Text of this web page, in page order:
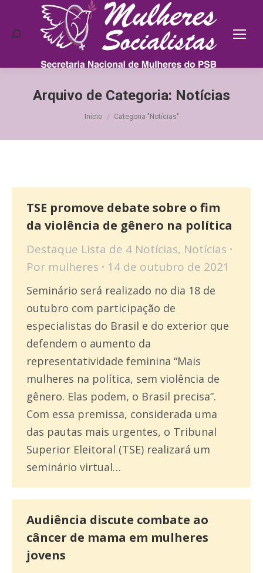
Search:
Arquivo de Categoria: Notícias
Você está aqui:
Início Categoria "Notícias"
TSE promove debate sobre o fim
da violência de gênero na política
Destaque Lista de 4 Notícias, Notícias
Por mulheres 14 de outubro de 2021
Seminário será realizado no dia 18 de
outubro com participação de
especialistas do Brasil e do exterior que
defendem o aumento da
representatividade feminina “Mais
mulheres na política, sem violência de
gênero. Elas podem, o Brasil precisa”.
Com essa premissa, considerada uma
das pautas mais urgentes, o Tribunal
Superior Eleitoral (TSE) realizará um
seminário virtual…
Audiência discute combate ao
câncer de mama em mulheres
jovens